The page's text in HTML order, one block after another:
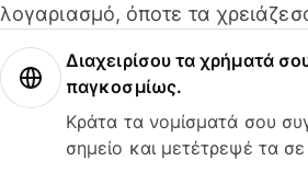
λογαριασμό, όποτε τα
Διαχειρίσου τα χρήματά
παγκοσμίως.
Κράτα τα νομίσματά σου
σημείο και μετέτρεψέ τα